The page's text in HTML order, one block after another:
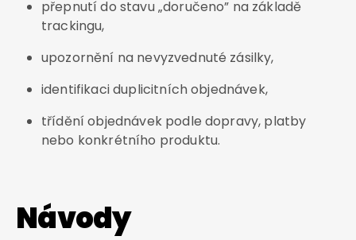
přepnutí do stavu „doručeno” na základě
trackingu,
upozornění na nevyzvednuté zásilky,
identifikaci duplicitních objednávek,
třídění objednávek podle dopravy, platby
nebo konkrétního produktu.
Návody